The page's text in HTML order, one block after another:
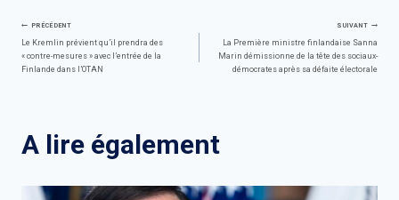
Navigation
de
PRÉCÉDENT
Le Kremlin prévient qu’il prendra des
« contre-mesures » avec l’entrée de la
Finlande dans l’OTAN
SUIVANT
La Première ministre finlandaise Sanna
Marin démissionne de la tête des sociaux-
démocrates après sa défaite électorale
A lire également